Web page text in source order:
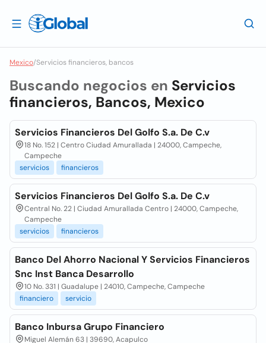
Mexico/Servicios financieros, bancos
Buscando negocios en Servicios
financieros, Bancos, Mexico
Servicios Financieros Del Golfo S.a. De C.v
18 No. 152 | Centro Ciudad Amurallada | 24000, Campeche,
Campeche
servicios
financieros
Servicios Financieros Del Golfo S.a. De C.v
Central No. 22 | Ciudad Amurallada Centro | 24000, Campeche,
Campeche
servicios
financieros
Banco Del Ahorro Nacional Y Servicios Financieros
Snc Inst Banca Desarrollo
10 No. 331 | Guadalupe | 24010, Campeche, Campeche
financiero
servicio
Banco Inbursa Grupo Financiero
Miguel Alemán 63 | 39690, Acapulco